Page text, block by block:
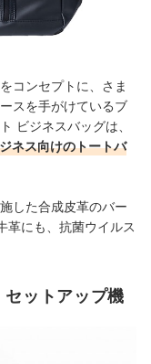
コンセプトに、さま
スを手がけているブ
ビジネスバッグは、
ネス向けのトートバ
した合成皮革のバー
革にも、抗菌ウイルス
ットアップ機